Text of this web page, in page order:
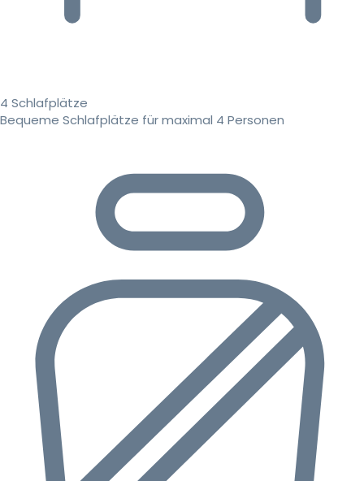
4 Schlafplätze
Bequeme Schlafplätze für maximal 4 Personen